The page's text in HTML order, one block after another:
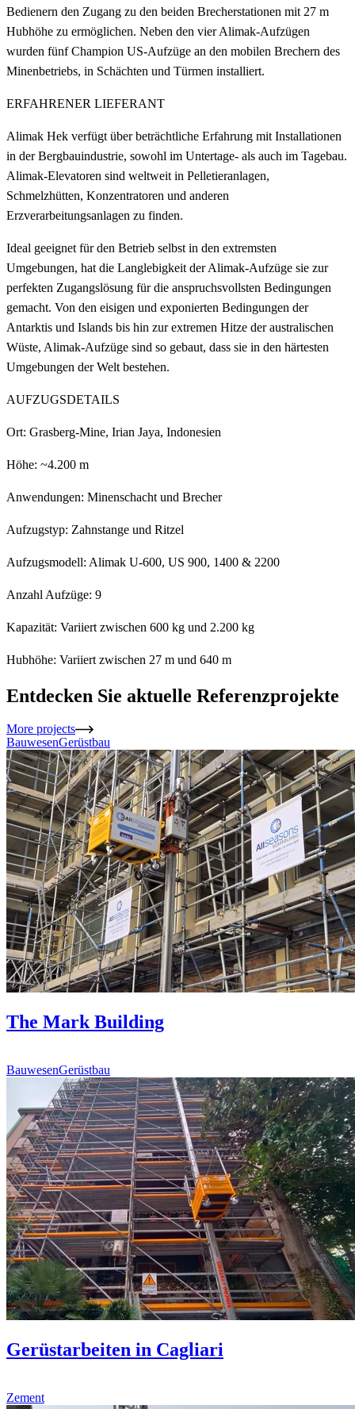
Bedienern den Zugang zu den beiden Brecherstationen mit 27 m
Hubhöhe zu ermöglichen. Neben den vier Alimak-Aufzügen
wurden fünf Champion US-Aufzüge an den mobilen Brechern des
Minenbetriebs, in Schächten und Türmen installiert.
ERFAHRENER LIEFERANT
Alimak Hek verfügt über beträchtliche Erfahrung mit Installationen
in der Bergbauindustrie, sowohl im Untertage- als auch im Tagebau.
Alimak-Elevatoren sind weltweit in Pelletieranlagen,
Schmelzhütten, Konzentratoren und anderen
Erzverarbeitungsanlagen zu finden.
Ideal geeignet für den Betrieb selbst in den extremsten
Umgebungen, hat die Langlebigkeit der Alimak-Aufzüge sie zur
perfekten Zugangslösung für die anspruchsvollsten Bedingungen
gemacht. Von den eisigen und exponierten Bedingungen der
Antarktis und Islands bis hin zur extremen Hitze der australischen
Wüste, Alimak-Aufzüge sind so gebaut, dass sie in den härtesten
Umgebungen der Welt bestehen.
AUFZUGSDETAILS
Ort: Grasberg-Mine, Irian Jaya, Indonesien
Höhe: ~4.200 m
Anwendungen: Minenschacht und Brecher
Aufzugstyp: Zahnstange und Ritzel
Aufzugsmodell: Alimak U-600, US 900, 1400 & 2200
Anzahl Aufzüge: 9
Kapazität: Variiert zwischen 600 kg und 2.200 kg
Hubhöhe: Variiert zwischen 27 m und 640 m
Entdecken Sie aktuelle Referenzprojekte
More projects
BauwesenGerüstbau
The Mark Building
BauwesenGerüstbau
Gerüstarbeiten in Cagliari
Zement